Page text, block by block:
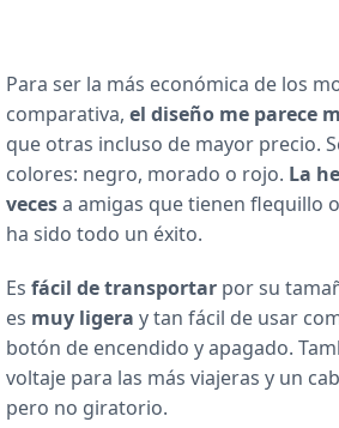
Para ser la más económica de los
comparativa, el diseño me parece
que otras incluso de mayor precio.
colores: negro, morado o rojo. La
vecesa amigas que tienen flequillo
ha sido todo un éxito.
Es fácil de transportar por su
es muy ligera y tan fácil de usar
botón de encendido y apagado.
voltaje para las más viajeras y un
pero no giratorio.